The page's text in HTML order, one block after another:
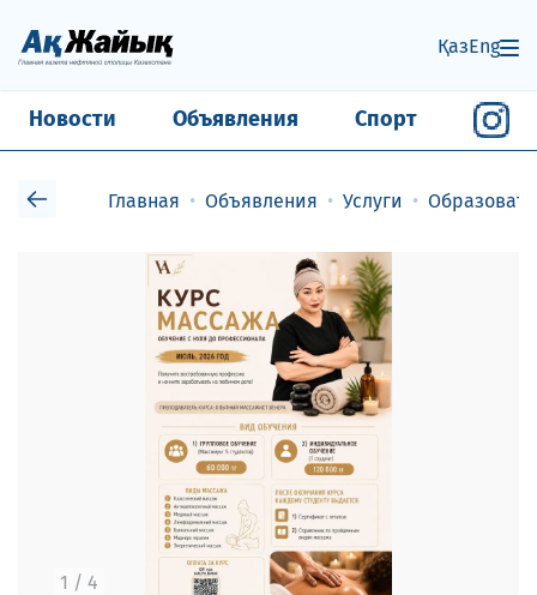
ҚазEng
Новости Объявления Спорт
Главная Объявления Услуги
1 / 4